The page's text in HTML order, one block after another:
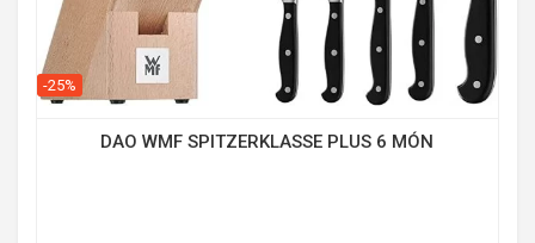
-25%
DAO WMF SPITZERKLASSE PLUS 6 MÓN